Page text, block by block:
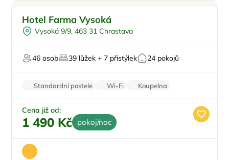
Pro skupiny
Wellness procedury
Pro hosty s omezením
Hotel Farma Vysoká
Vysoká 9/9, 463 31 Chrastava
46 osob 39 lůžek + 7 přistýlek 24 pokojů
Standardní postele Wi-Fi
Koupelna
Rodinné pokoje
Zvířata povolena
Cena již od:
1 490 Kč pokoj/noc